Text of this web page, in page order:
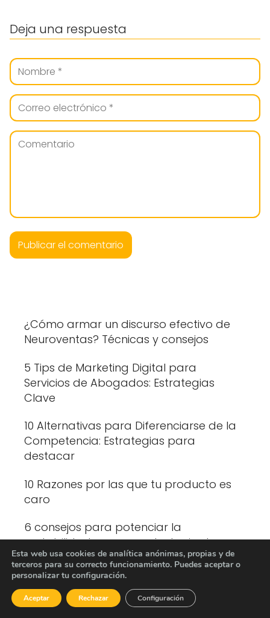
Deja una respuesta
¿Cómo armar un discurso efectivo de
Neuroventas? Técnicas y consejos
5 Tips de Marketing Digital para
Servicios de Abogados: Estrategias
Clave
10 Alternativas para Diferenciarse de la
Competencia: Estrategias para
destacar
10 Razones por las que tu producto es
caro
6 consejos para potenciar la
rentabilidad con una estrategia de
Marketing
Criterios de compra de los millennials
por sector y región: Hábitos y consumo
Esta web usa cookies de analítica anónimas, propias y de
terceros para su correcto funcionamiento. Puedes aceptar o
personalizar tu configuración.
Aceptar Rechazar Configuración